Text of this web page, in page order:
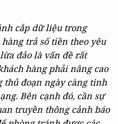
cắp dữ liệu trong
trả số tiền theo yêu
đảo là vấn đề rất
hàng phải nâng cao
thủ đoạn ngày càng tinh
Bên cạnh đó, cần sự
truyền thông cảnh báo